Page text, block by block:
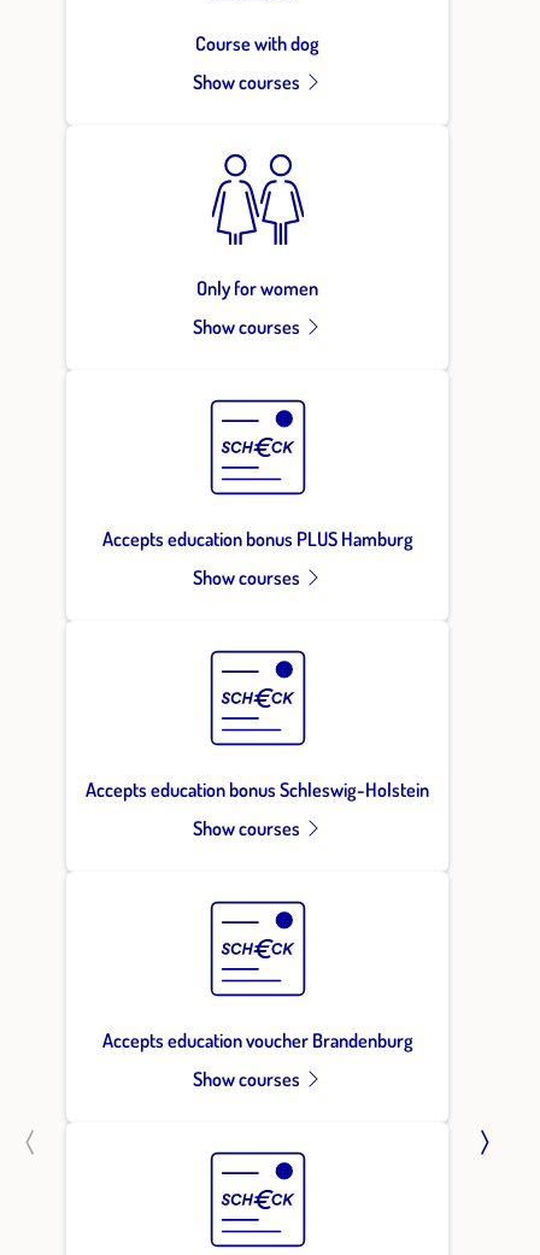
Course with dog
Show courses
Only for women
Show courses
Accepts education bonus PLUS Hamburg
Show courses
Accepts education bonus Schleswig-Holstein
Show courses
Accepts education voucher Brandenburg
Show courses